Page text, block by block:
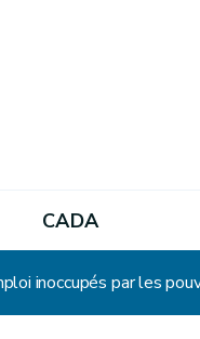
CADA